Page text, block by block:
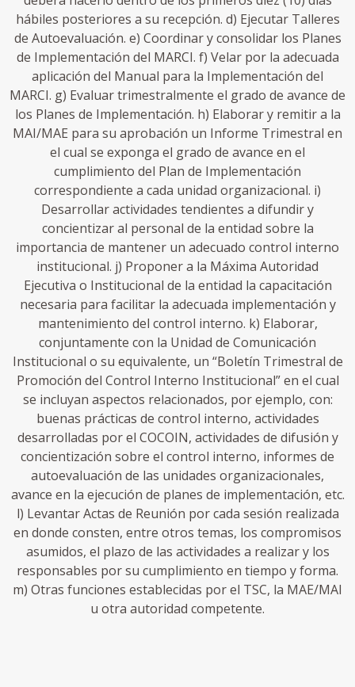
hábiles posteriores a su recepción. d) Ejecutar Talleres
de Autoevaluación. e) Coordinar y consolidar los Planes
de Implementación del MARCI. f) Velar por la adecuada
aplicación del Manual para la Implementación del
MARCI. g) Evaluar trimestralmente el grado de avance de
los Planes de Implementación. h) Elaborar y remitir a la
MAI/MAE para su aprobación un Informe Trimestral en
el cual se exponga el grado de avance en el
cumplimiento del Plan de Implementación
correspondiente a cada unidad organizacional. i)
Desarrollar actividades tendientes a difundir y
concientizar al personal de la entidad sobre la
importancia de mantener un adecuado control interno
institucional. j) Proponer a la Máxima Autoridad
Ejecutiva o Institucional de la entidad la capacitación
necesaria para facilitar la adecuada implementación y
mantenimiento del control interno. k) Elaborar,
conjuntamente con la Unidad de Comunicación
Institucional o su equivalente, un “Boletín Trimestral de
Promoción del Control Interno Institucional” en el cual
se incluyan aspectos relacionados, por ejemplo, con:
buenas prácticas de control interno, actividades
desarrolladas por el COCOIN, actividades de difusión y
concientización sobre el control interno, informes de
autoevaluación de las unidades organizacionales,
avance en la ejecución de planes de implementación, etc.
l) Levantar Actas de Reunión por cada sesión realizada
en donde consten, entre otros temas, los compromisos
asumidos, el plazo de las actividades a realizar y los
responsables por su cumplimiento en tiempo y forma.
m) Otras funciones establecidas por el TSC, la MAE/MAI
u otra autoridad competente.